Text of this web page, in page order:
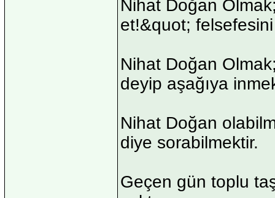
Nihat Doğan
et!&quot;
Nihat Doğan
deyip aşağıya
Nihat Doğan
diye sorabilmektir.
Geçen gün toplu